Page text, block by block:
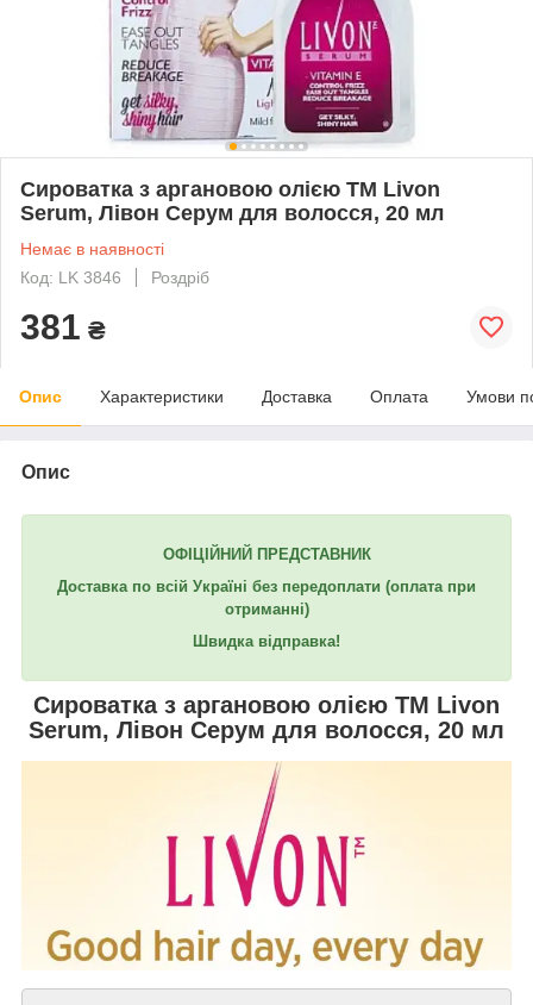
Сироватка з аргановою олією TM Livon
Serum, Лівон Серум для волосся, 20 мл
Немає в наявності
Код: LK 3846
Роздріб
381 ₴
Опис Характеристики Доставка Оплата Умови
Опис
ОФІЦІЙНИЙ ПРЕДСТАВНИК
Доставка по всій Україні без передоплати (оплата при
отриманні)
Швидка відправка!
Сироватка з аргановою олією TM Livon
Serum, Лівон Серум для волосся, 20 мл